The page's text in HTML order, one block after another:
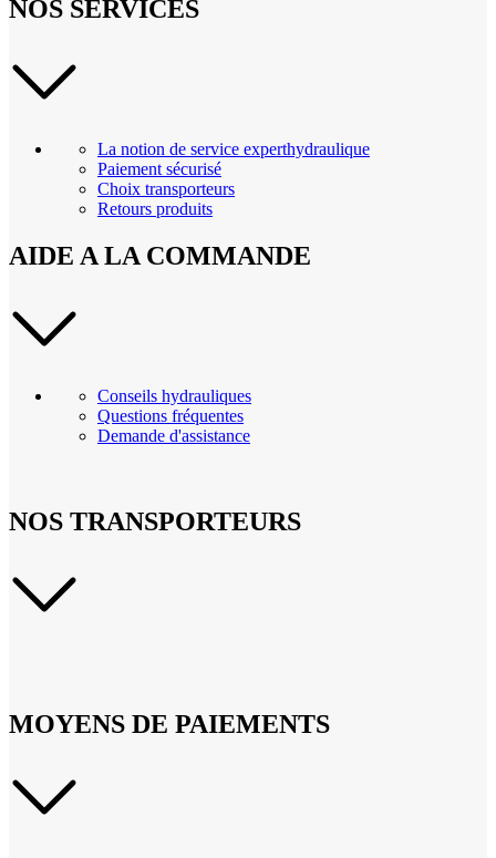
NOS SERVICES
La notion de service experthydraulique
Paiement sécurisé
Choix transporteurs
Retours produits
AIDE A LA COMMANDE
Conseils hydrauliques
Questions fréquentes
Demande d'assistance
NOS TRANSPORTEURS
MOYENS DE PAIEMENTS